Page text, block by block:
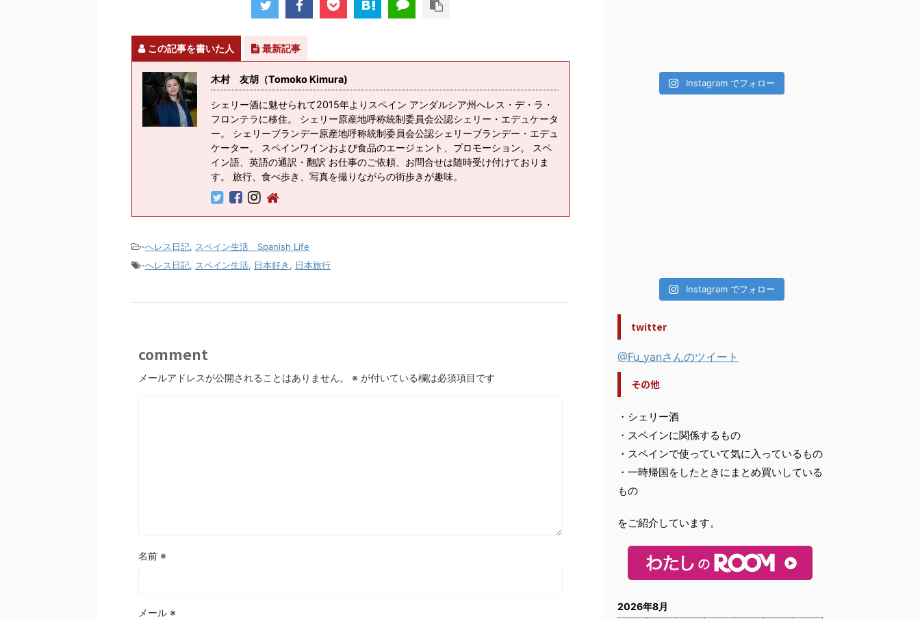
この記事を書いた人 最新記事
木村 友胡（Tomoko Kimura)
シェリー酒に魅せられて2015年よりスペイン アンダルシア州へレス・デ・ラ・
フロンテラに移住。 シェリー原産地呼称統制委員会公認シェリー・エデュケータ
ー。 シェリーブランデー原産地呼称統制委員会公認シェリーブランデー・エデュ
ケーター。 スペインワインおよび食品のエージェント、プロモーション。 スペ
イン語、英語の通訳・翻訳 お仕事のご依頼、お問合せは随時受け付けておりま
す。 旅行、食べ歩き、写真を撮りながらの街歩きが趣味。
-へレス日記, スペイン生活 Spanish Life
-へレス日記, スペイン生活, 日本好き , 日本旅行
comment
メールアドレスが公開されることはありません。 ※ が付いている欄は必須項目です
名前 ※
メール ※
Instagram でフォロー
Instagram でフォロー
twitter
@Fu_yanさんのツイート
その他
・シェリー酒
・スペインに関係するもの
・スペインで使っていて気に入っているもの
・一時帰国をしたときにまとめ買いしている
もの
をご紹介しています。
2026年8月